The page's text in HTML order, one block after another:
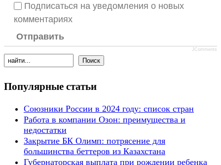
Подписаться на уведомления о новых
комментариях
Отправить
JComments
Популярные статьи
Союзники России в 2024 году: список стран
Работа в компании Озон: преимущества и
недостатки
Закрытие БК Олимп: потрясение для
большинства беттеров из Казахстана
Губернаторская выплата при рождении ребенка